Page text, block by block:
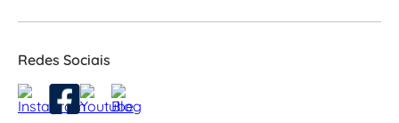
Redes Sociais